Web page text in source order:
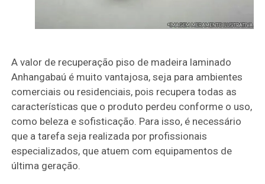
A valor de recuperação piso de madeira laminado
Anhangabaú é muito vantajosa, seja para ambientes
comerciais ou residenciais, pois recupera todas as
características que o produto perdeu conforme o uso,
como beleza e sofisticação. Para isso, é necessário
que a tarefa seja realizada por profissionais
especializados, que atuem com equipamentos de
última geração.